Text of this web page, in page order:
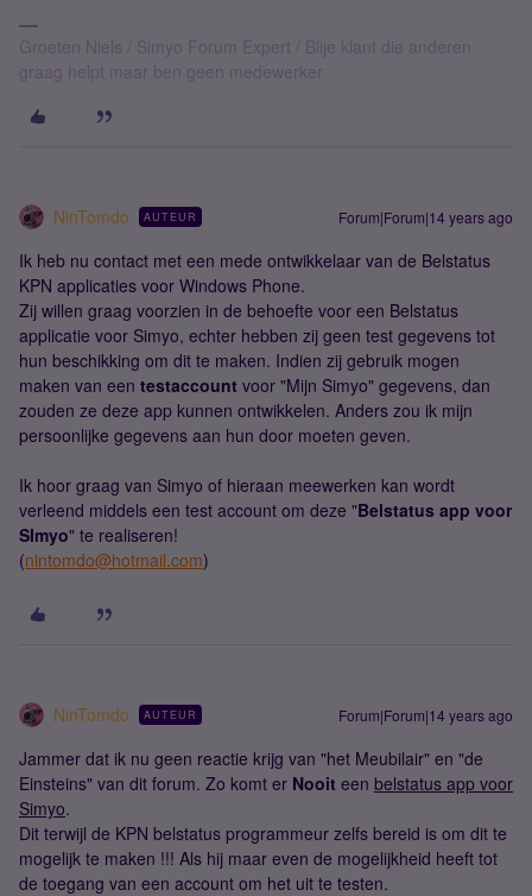
Groeten Niels / Simyo Forum Expert / Blije klant die anderen
graag helpt maar ben geen medewerker
NinTomdo AUTEUR Forum|Forum|14 years ago
Ik heb nu contact met een mede ontwikkelaar van de Belstatus
KPN applicaties voor Windows Phone.
Zij willen graag voorzien in de behoefte voor een Belstatus
applicatie voor Simyo, echter hebben zij geen test gegevens tot
hun beschikking om dit te maken. Indien zij gebruik mogen
maken van een testaccount voor "Mijn Simyo" gegevens, dan
zouden ze deze app kunnen ontwikkelen. Anders zou ik mijn
persoonlijke gegevens aan hun door moeten geven.
Ik hoor graag van Simyo of hieraan meewerken kan wordt
verleend middels een test account om deze "Belstatus app voor
SImyo" te realiseren!
(nintomdo@hotmail.com)
NinTomdo AUTEUR Forum|Forum|14 years ago
Jammer dat ik nu geen reactie krijg van "het Meubilair" en "de
Einsteins" van dit forum. Zo komt er Nooit een belstatus app voor
Simyo.
Dit terwijl de KPN belstatus programmeur zelfs bereid is om dit te
mogelijk te maken !!! Als hij maar even de mogelijkheid heeft tot
de toegang van een account om het uit te testen.